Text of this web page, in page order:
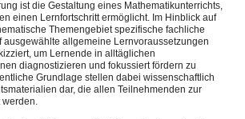
ist die Gestaltung eines Mathematikunterrichts,
einen Lernfortschritt ermöglicht. Im Hinblick auf
Themengebiet spezifische fachliche
ausgewählte allgemeine Lernvoraussetzungen
um Lernende in alltäglichen
diagnostizieren und fokussiert fördern zu
Grundlage stellen dabei wissenschaftlich
dar, die allen Teilnehmenden zur
werden.